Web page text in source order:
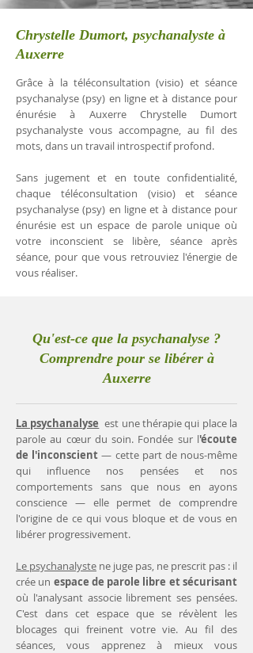
Chrystelle Dumort, psychanalyste à
Auxerre
Grâce à la téléconsultation (visio) et séance
psychanalyse (psy) en ligne et à distance pour
énurésie à Auxerre Chrystelle Dumort
psychanalyste vous accompagne, au fil des
mots, dans un travail introspectif profond.
Sans jugement et en toute confidentialité,
chaque téléconsultation (visio) et séance
psychanalyse (psy) en ligne et à distance pour
énurésie est un espace de parole unique où
votre inconscient se libère, séance après
séance, pour que vous retrouviez l'énergie de
vous réaliser.
Qu'est-ce que la psychanalyse ?
Comprendre pour se libérer à
Auxerre
La psychanalyse est une thérapie qui place la
parole au cœur du soin. Fondée sur l'écoute
de l'inconscient— cette part de nous-même
qui influence nos pensées et nos
comportements sans que nous en ayons
conscience — elle permet de comprendre
l'origine de ce qui vous bloque et de vous en
libérer progressivement.
Le psychanalyste ne juge pas, ne prescrit pas : il
crée un espace de parole libre et sécurisant
où l'analysant associe librement ses pensées.
C'est dans cet espace que se révèlent les
blocages qui freinent votre vie. Au fil des
séances, vous apprenez à mieux vous